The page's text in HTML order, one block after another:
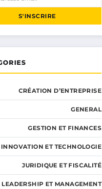
S'INSCRIRE
CRÉATION D’ENTREPRISE
GENERAL
GESTION ET FINANCES
INNOVATION ET TECHNOLOGIE
JURIDIQUE ET FISCALITÉ
LEADERSHIP ET MANAGEMENT